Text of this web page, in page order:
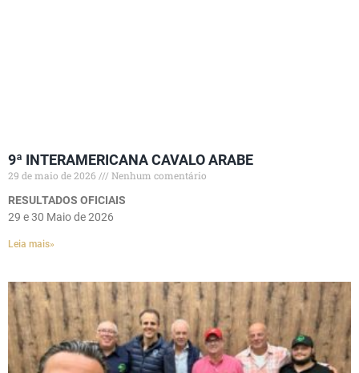
9ª INTERAMERICANA CAVALO ARABE
29 de maio de 2026
Nenhum comentário
RESULTADOS OFICIAIS
29 e 30 Maio de 2026
Leia mais»